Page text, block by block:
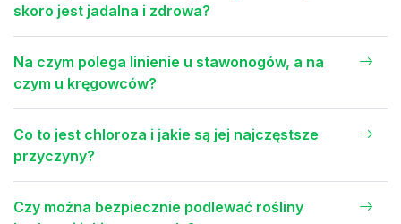
skoro jest jadalna i zdrowa?
Na czym polega linienie u stawonogów, a na
czym u kręgowców?
Co to jest chloroza i jakie są jej najczęstsze
przyczyny?
Czy można bezpiecznie podlewać rośliny